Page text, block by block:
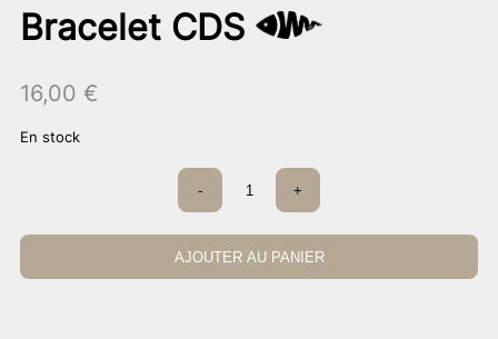
Bracelet CDS
16,00 €
En stock
quantité
Bracelet
CDS
- +
AJOUTER AU PANIER